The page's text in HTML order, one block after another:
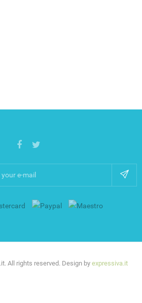
All rights reserved. Design by expressiva.it